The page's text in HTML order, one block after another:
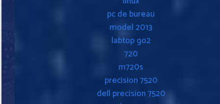
pc de bureau
model 2013
labtop go2
720
m720s
precision 7520
dell precision 7520